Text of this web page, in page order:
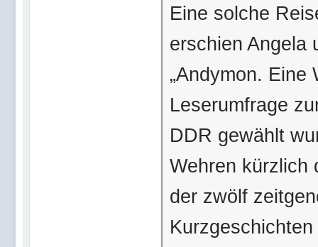
Eine solche
erschien Angela
„Andymon. Eine
Leserumfrage
DDR gewählt
Wehren kürzlich
der zwölf